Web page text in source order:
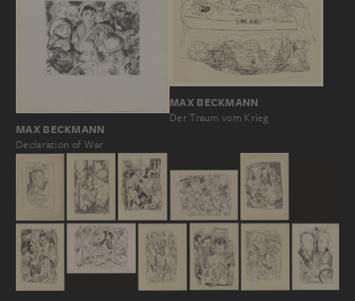
MAX BECKMANN
Declaration of War
MAX BECKMANN
Der Traum vom Krieg